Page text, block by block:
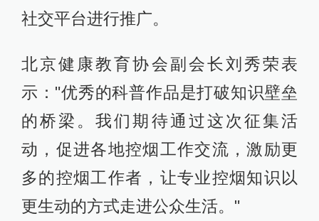
社交平台进行推广。
北京健康教育协会副会长刘秀荣表
示："优秀的科普作品是打破知识壁垒
的桥梁。我们期待通过这次征集活
动，促进各地控烟工作交流，激励更
多的控烟工作者，让专业控烟知识以
更生动的方式走进公众生活。"